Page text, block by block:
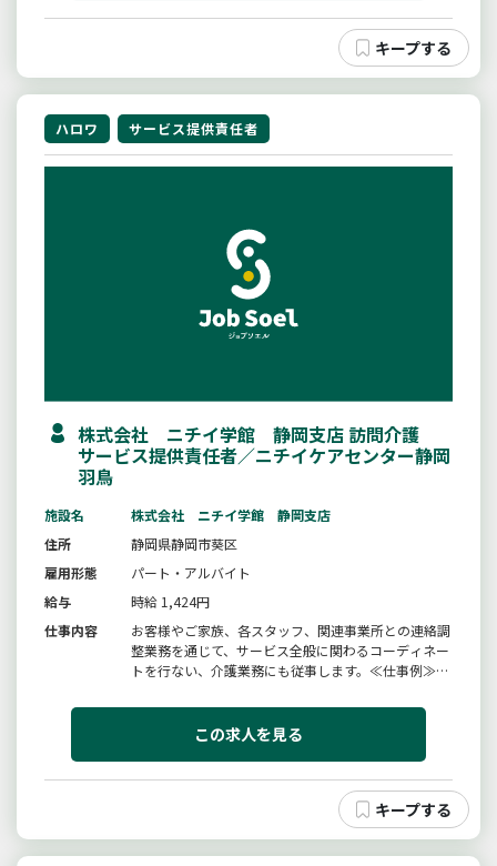
ハロワ サービス提供責任者
株式会社 ニチイ学館 静岡支店 訪問介護
サービス提供責任者／ニチイケアセンター静岡
羽鳥
施設名
株式会社 ニチイ学館 静岡支店
住所
静岡県静岡市葵区
雇用形態
パート・アルバイト
給与
時給 1,424円
仕事内容
お客様やご家族、各スタッフ、関連事業所との連絡調
整業務を通じて、サービス全般に関わるコーディネー
トを行ない、介護業務にも従事します。≪仕事例≫■
画書の作成、説明、同意、交付■スタッフの業務実施
状況の把握や業務管理等≪業務の特長≫■お客様と密
この求人を見る